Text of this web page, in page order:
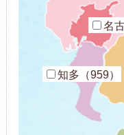
名
知多（959）